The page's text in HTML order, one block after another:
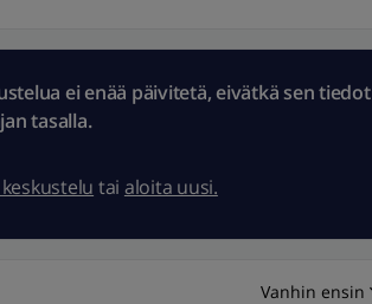
ei enää päivitetä, eivätkä sen tiedot
tasalla.
tai aloita uusi.
Vanhin ensin